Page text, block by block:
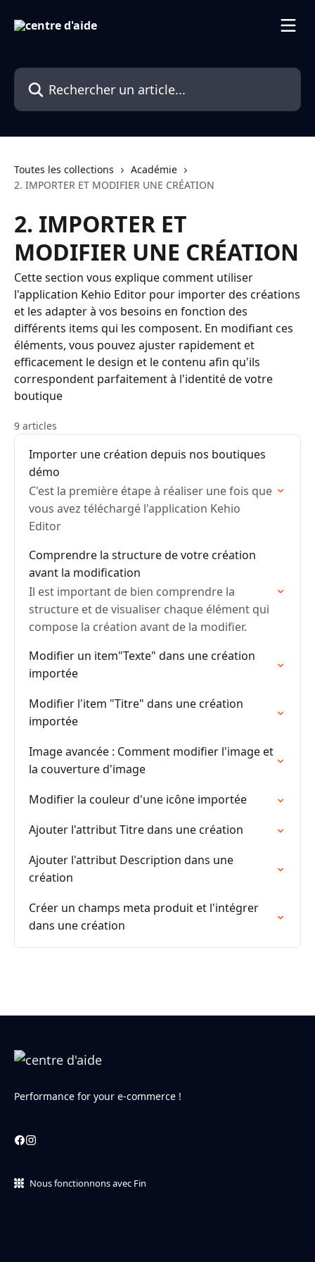
Rechercher un article...
Toutes les collections
Académie
2. IMPORTER ET MODIFIER UNE CRÉATION
2. IMPORTER ET
MODIFIER UNE CRÉATION
Cette section vous explique comment utiliser
l'application Kehio Editor pour importer des créations
et les adapter à vos besoins en fonction des
différents items qui les composent. En modifiant ces
éléments, vous pouvez ajuster rapidement et
efficacement le design et le contenu afin qu'ils
correspondent parfaitement à l'identité de votre
boutique
9 articles
Importer une création depuis nos boutiques
démo
C'est la première étape à réaliser une fois que
vous avez téléchargé l'application Kehio
Editor
Comprendre la structure de votre création
avant la modification
Il est important de bien comprendre la
structure et de visualiser chaque élément qui
compose la création avant de la modifier.
Modifier un item"Texte" dans une création
importée
Modifier l'item "Titre" dans une création
importée
Image avancée : Comment modifier l'image et
la couverture d'image
Modifier la couleur d'une icône importée
Ajouter l'attribut Titre dans une création
Ajouter l'attribut Description dans une
création
Créer un champs meta produit et l'intégrer
dans une création
Performance for your e-commerce !
Nous fonctionnons avec Fin